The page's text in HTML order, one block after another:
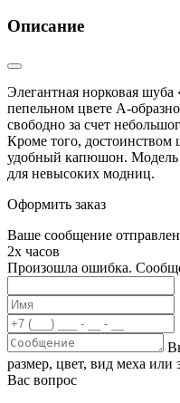
Описание
Элегантная норковая
пепельном цвете А-
свободно за счет
Кроме того, достоинством
удобный капюшон. Модель
для невысоких модниц.
Оформить заказ
Ваше сообщение
2х часов
Произошла ошибка.
размер, цвет, вид меха
Вас вопрос